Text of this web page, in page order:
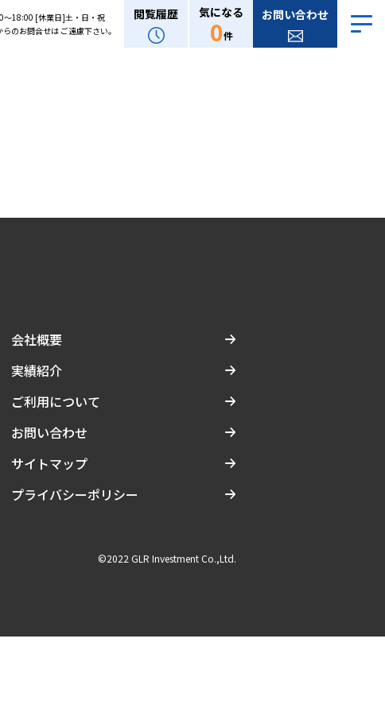
〜18:00 [休業日]土・日・祝
のお問合せは ご遠慮下さい。
閲覧履歴 気になる
0件
お問い合わせ
会社概要
実績紹介
ご利用について
お問い合わせ
サイトマップ
プライバシーポリシー
©2022 GLR Investment Co.,Ltd.